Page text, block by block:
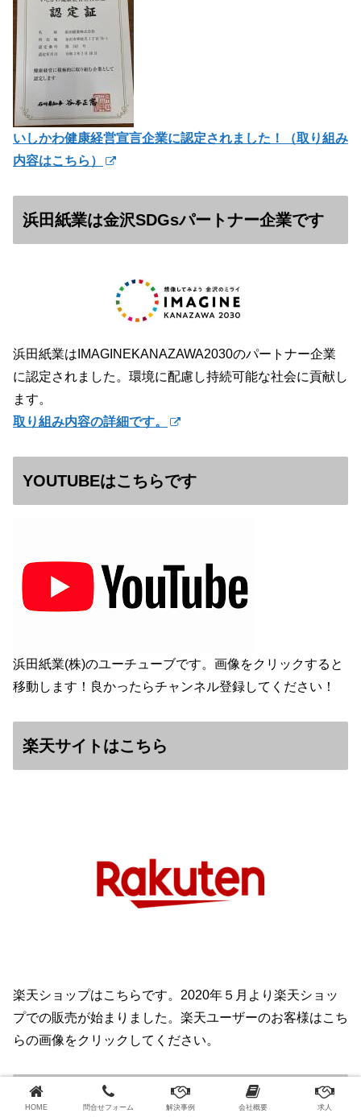
いしかわ健康経営宣言企業に認定されました！（取り組み
内容はこちら）
浜田紙業は金沢SDGsパートナー企業です
浜田紙業はIMAGINEKANAZAWA2030のパートナー企業
に認定されました。環境に配慮し持続可能な社会に貢献し
ます。
取り組み内容の詳細です。
YOUTUBEはこちらです
浜田紙業(株)のユーチューブです。画像をクリックすると
移動します！良かったらチャンネル登録してください！
楽天サイトはこちら
楽天ショップはこちらです。2020年５月より楽天ショッ
プでの販売が始まりました。楽天ユーザーのお客様はこち
らの画像をクリックしてください。
アマゾン店はこちら
HOME 問合せフォーム 解決事例 会社概要 求人